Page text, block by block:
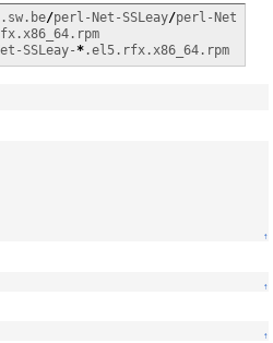
/perl-Net-SSLeay/perl-Net
.el5.rfx.x86_64.rpm
SSLeay-*.el5.rfx.x86_64.rpm
↑
↑
↑